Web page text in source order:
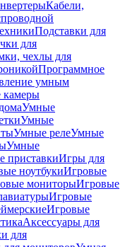
Кабели,
Подставки для
для
чехлы для
Программное
умным
Умные
Умные
Умные релеУмные
Умные
приставкиИгры для
ноутбукиИгровые
мониторыИгровые
Игровые
Игровые
Аксессуары для
для